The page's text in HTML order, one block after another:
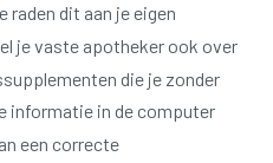
raden dit aan je eigen
je vaste apotheker ook over
die je zonder
informatie in de computer
een correcte